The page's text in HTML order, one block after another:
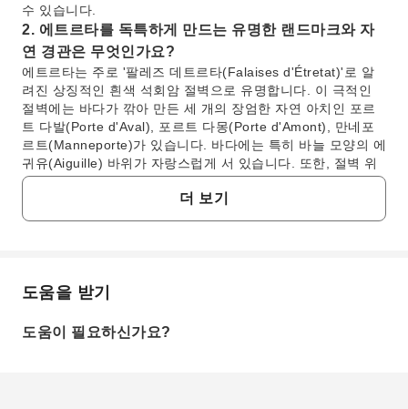
수 있습니다.
2. 에트르타를 독특하게 만드는 유명한 랜드마크와 자
연 경관은 무엇인가요?
에트르타는 주로 '팔레즈 데트르타(Falaises d'Étretat)'로 알
려진 상징적인 흰색 석회암 절벽으로 유명합니다. 이 극적인
절벽에는 바다가 깎아 만든 세 개의 장엄한 자연 아치인 포르
트 다발(Porte d'Aval), 포르트 다몽(Porte d'Amont), 만네포
르트(Manneporte)가 있습니다. 바다에는 특히 바늘 모양의 에
귀유(Aiguille) 바위가 자랑스럽게 서 있습니다. 또한, 절벽 위
해안에 자리한 세계적으로 유명한 에트르타 정원(Gardens of
Étretat)은 현대 미술과 조경 디자인이 환상적으로 융합되어
있으며, 유네스코 세계 유산으로 등재된 탁 트인 전망을 자랑
방문객들은 다양한 관점을 제공하는 해안 산책로를 따라 걸으
에서는 아치와 바위의 웅장함을 감상할 수 있습니다. 더 높은
더 보기
자주 묻는 질문
도움을 받기
도움이 필요하신가요?